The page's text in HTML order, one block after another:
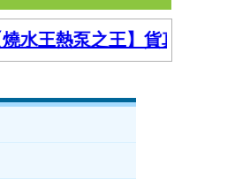
水王熱泵之王】貨真價實